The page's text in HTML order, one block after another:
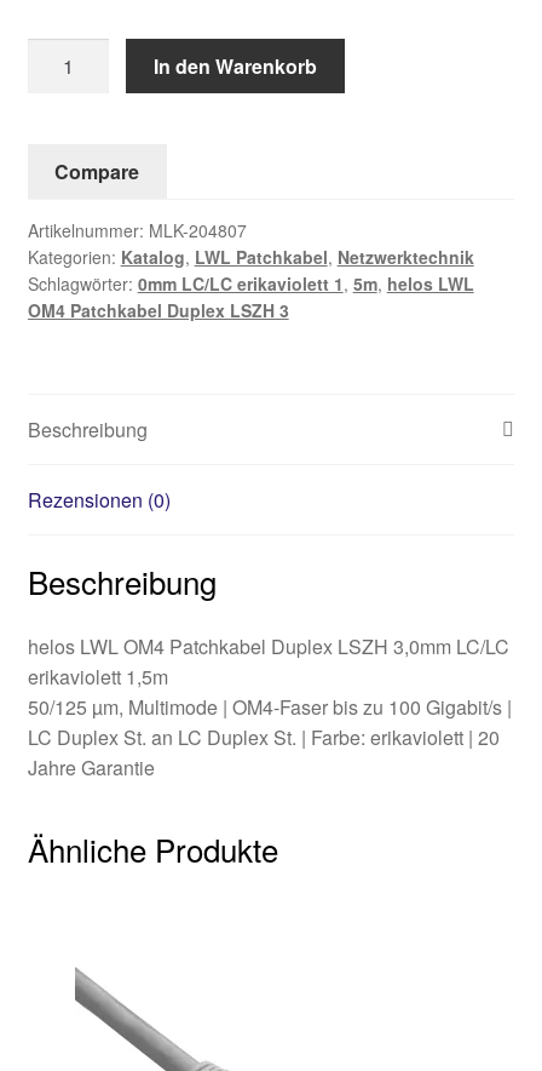
Duplex
3,0mm
LC/LC
erikaviolett
1,5m
In den Warenkorb
Compare
Artikelnummer: MLK-204807
Kategorien: Katalog, LWL Patchkabel, Netzwerktechnik
Schlagwörter: 0mm LC/LC erikaviolett 1, 5m, helos LWL
OM4 Patchkabel Duplex LSZH 3
Beschreibung
Rezensionen (0)
Beschreibung
helos LWL OM4 Patchkabel Duplex LSZH 3,0mm LC/LC
erikaviolett 1,5m
50/125 µm, Multimode | OM4-Faser bis zu 100 Gigabit/s |
LC Duplex St. an LC Duplex St. | Farbe: erikaviolett | 20
Jahre Garantie
Ähnliche Produkte